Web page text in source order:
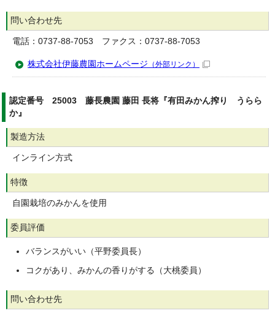
問い合わせ先
電話：0737-88-7053 ファクス：0737-88-7053
株式会社伊藤農園ホームページ （外部リンク）
認定番号 25003 藤長農園 藤田 長将『有田みかん搾り うらら
か』
製造方法
インライン方式
特徴
自園栽培のみかんを使用
委員評価
バランスがいい（平野委員長）
コクがあり、みかんの香りがする（大桃委員）
問い合わせ先